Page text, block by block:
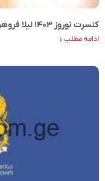
کنسرت نوروز ۱۴۰۳ لیلا فروهر در گرجستان باتومی
ادامه مطلب »